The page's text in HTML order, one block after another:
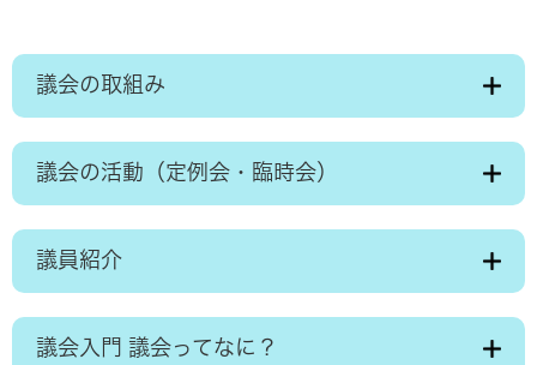
議会の取組み
議会の活動（定例会・臨時会）
議員紹介
議会入門 議会ってなに？